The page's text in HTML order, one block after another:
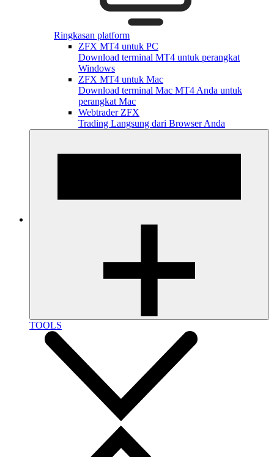
Ringkasan platform
ZFX MT4 untuk PC
Download terminal MT4 untuk perangkat
Windows
ZFX MT4 untuk Mac
Download terminal Mac MT4 Anda untuk
perangkat Mac
Webtrader ZFX
Trading Langsung dari Browser Anda
TOOLS